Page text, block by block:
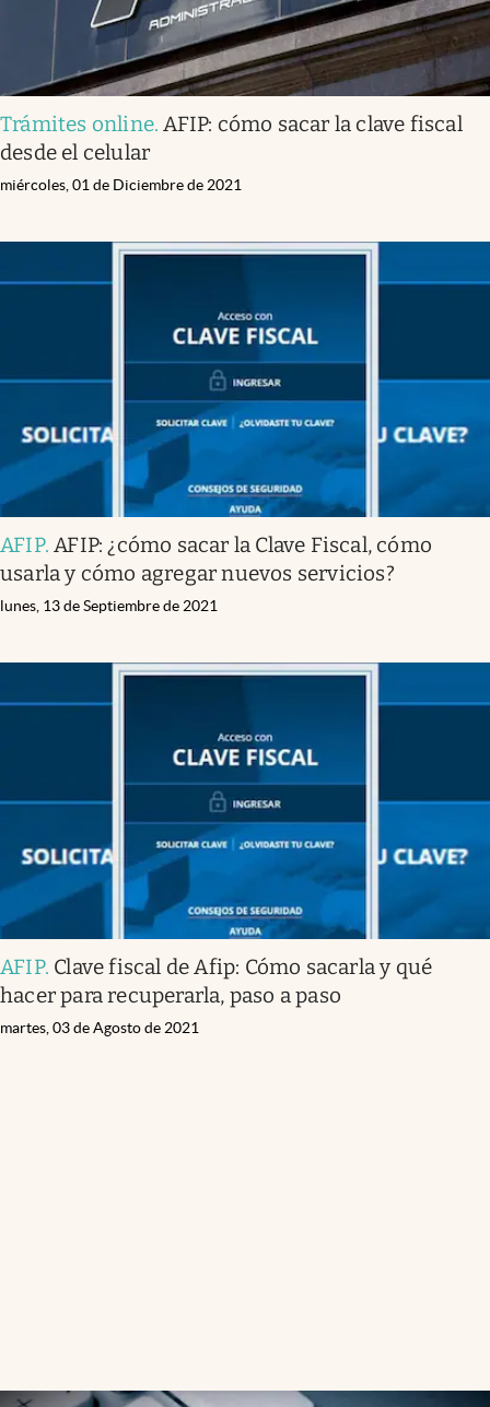
Trámites online.AFIP: cómo sacar la clave fiscal
desde el celular
miércoles, 01 de Diciembre de 2021
AFIP.AFIP: ¿cómo sacar la Clave Fiscal, cómo
usarla y cómo agregar nuevos servicios?
lunes, 13 de Septiembre de 2021
AFIP. Clave fiscal de Afip: Cómo sacarla y qué
hacer para recuperarla, paso a paso
martes, 03 de Agosto de 2021